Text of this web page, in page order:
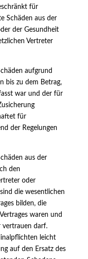
für
Schäden aus der
der Gesundheit
Vertreter
aufgrund
bis zu dem Betrag,
war und der für
für
der Regelungen
aus der
den
oder
die wesentlichen
bilden, die
waren und
vertrauen darf.
leicht
auf den Ersatz des